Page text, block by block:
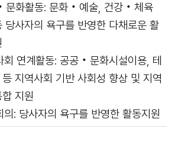
화활동: 문화‧예술, 건강‧체육
당사자의 욕구를 반영한 다채로운 활
회 연계활동: 공공‧문화시설이용, 테
지역사회 기반 사회성 향상 및 지역
지원
의: 당사자의 욕구를 반영한 활동지원